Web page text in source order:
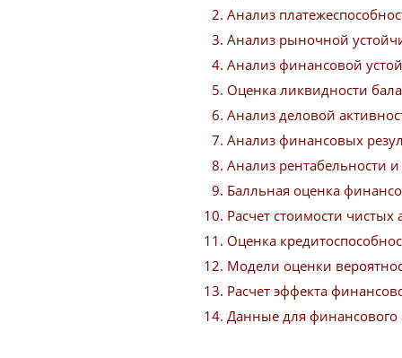
Анализ
Анализ рыночной
Анализ финансовой
Оценка ликвидности
Анализ деловой
Анализ финансовых
Анализ рентабельности
Балльная оценка
Расчет стоимости чистых
Оценка
Модели оценки
Расчет эффекта
Данные для финансового